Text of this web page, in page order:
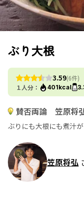
ぶり大根
3.59(6件)
１人分：
401kcal
賛否両論 笠原将
ぶりにも大根にも煮汁
笠原将弘